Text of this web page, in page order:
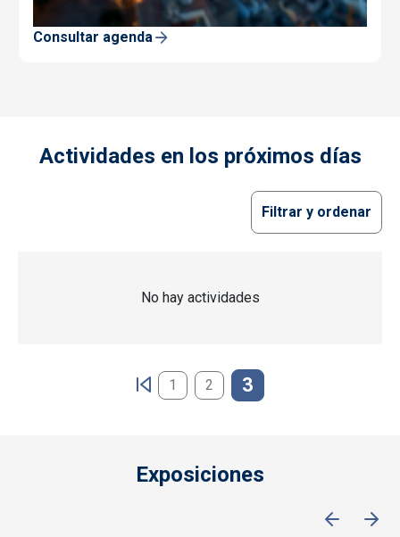
Consultar agenda
Actividades en los próximos días
Filtrar y ordenar
No hay actividades
1 2 3
Exposiciones